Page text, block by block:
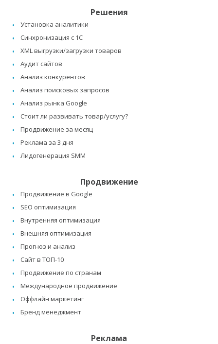
Решения
Установка аналитики
Синхронизация с 1C
XML выгрузки/загрузки товаров
Аудит сайтов
Анализ конкурентов
Анализ поисковых запросов
Анализ рынка Google
Стоит ли развивать товар/услугу?
Продвижение за месяц
Реклама за 3 дня
Лидогенерация SMM
Продвижение
Продвижение в Google
SEO оптимизация
Внутренняя оптимизация
Внешняя оптимизация
Прогноз и анализ
Сайт в ТОП-10
Продвижение по странам
Международное продвижение
Оффлайн маркетинг
Бренд менеджмент
Реклама